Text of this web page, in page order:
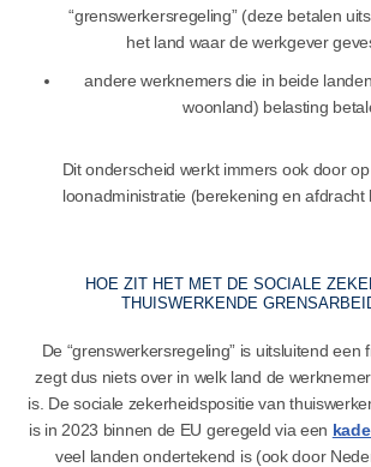
“grenswerkersregeling” (deze betalen
het land waar de werkgever
andere werknemers die in beide
woonland) belasting
Dit onderscheid werkt immers ook door
loonadministratie (berekening en afdracht
HOE ZIT HET MET DE SOCIALE
THUISWERKENDE
De “grenswerkersregeling” is uitsluitend een
zegt dus niets over in welk land de
is. De sociale zekerheidspositie van
is in 2023 binnen de EU geregeld via een
veel landen ondertekend is (ook door